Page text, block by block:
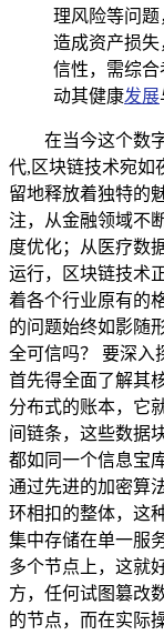
理风险等问题
造成资产损
信性，需综
动其健康发展
在当今这个数
代,区块链技术宛如
留地释放着独特的
注，从金融领域不
度优化；从医疗数
运行，区块链技术
着各个行业原有的
的问题始终如影随
全可信吗？ 要深入
首先得全面了解其
分布式的账本，它
间链条，这些数据
都如同一个信息宝
通过先进的加密算
环相扣的整体，这
集中存储在单一服
多个节点上，这就
方，任何试图篡改
的节点，而在实际